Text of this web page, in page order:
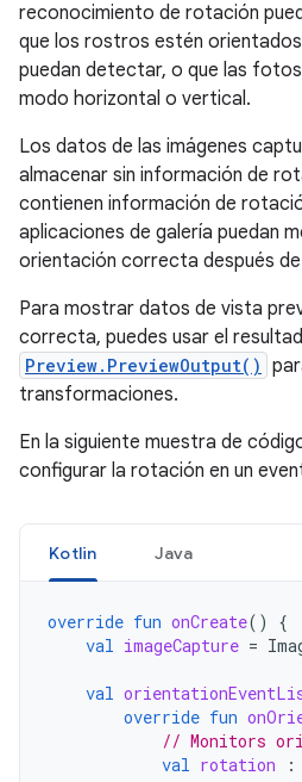
reconocimiento de rotación
que los rostros estén
puedan detectar, o que las
modo horizontal o vertical.
Los datos de las imágenes
almacenar sin información de
contienen información de
aplicaciones de galería puedan
orientación correcta después
Para mostrar datos de vista
correcta, puedes usar el
Preview.PreviewOutput()
transformaciones.
En la siguiente muestra de
configurar la rotación en un
Kotlin Java
override fun onCreate()
{
val imageCapture =
val
override fun
// Monitors
val rotation :